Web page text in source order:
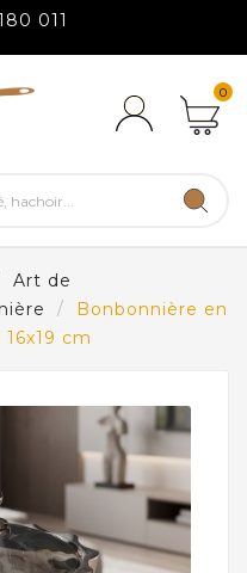
011
0
Art de
Bonbonnière en
cm